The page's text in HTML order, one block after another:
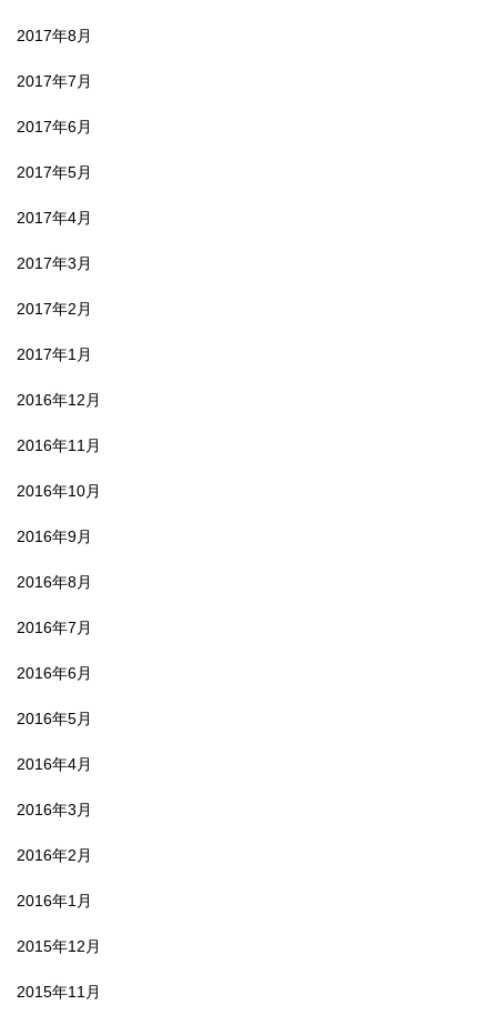
2017年8月
2017年7月
2017年6月
2017年5月
2017年4月
2017年3月
2017年2月
2017年1月
2016年12月
2016年11月
2016年10月
2016年9月
2016年8月
2016年7月
2016年6月
2016年5月
2016年4月
2016年3月
2016年2月
2016年1月
2015年12月
2015年11月